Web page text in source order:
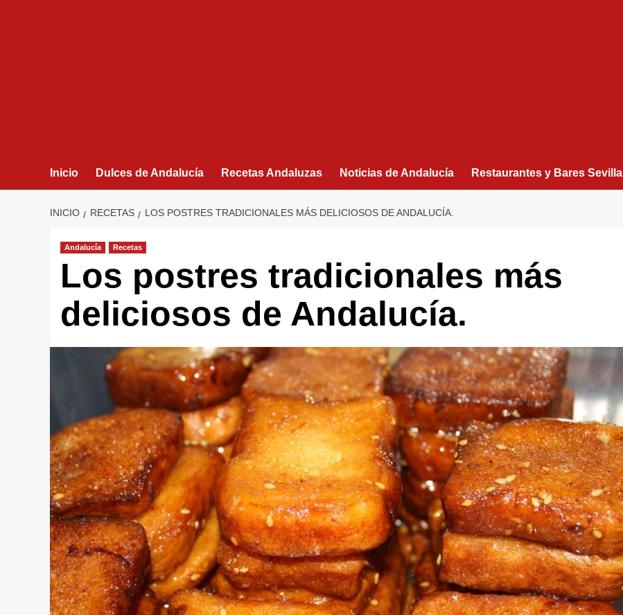
Inicio Dulces de Andalucía Recetas Andaluzas Noticias de Andalucía Restaurantes y Bares Sevilla
INICIO RECETAS LOS POSTRES TRADICIONALES MÁS DELICIOSOS DE ANDALUCÍA.
Andalucía Recetas
Los postres tradicionales más
deliciosos de Andalucía.